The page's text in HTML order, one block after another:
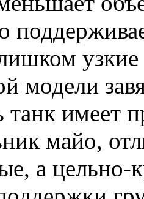
модели
имеет
майо,
а цельно-